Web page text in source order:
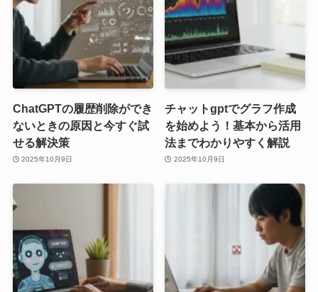
ChatGPTの履歴削除ができ
ないときの原因と今すぐ試
せる解決策
2025年10月9日
チャットgptでグラフ作成
を始めよう！基本から活用
法までわかりやすく解説
2025年10月9日